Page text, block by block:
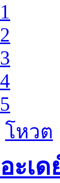
1
2
3
4
5
โหวต
อะเด